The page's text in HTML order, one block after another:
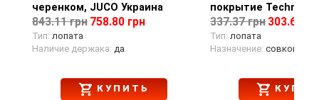
черенком, JUCO Украина
843.11 грн 758.80 грн
Тип: лопата
Наличие держака: да
КУПИТЬ
покрытие Technics
337.37 грн 303.63
Тип: лопата
Назначение: совковая